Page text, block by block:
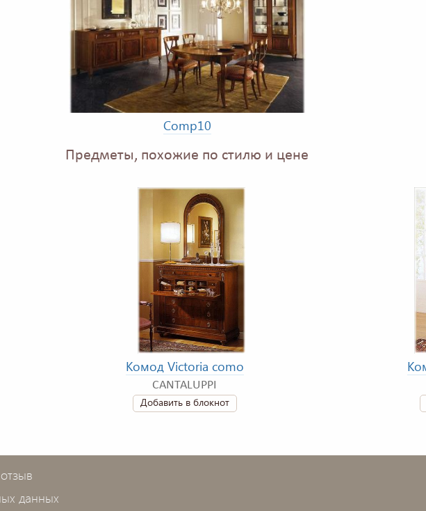
Comp10
Предметы, похожие по стилю и цене
Комод Victoria como
CANTALUPPI
Добавить в блокнот
данных